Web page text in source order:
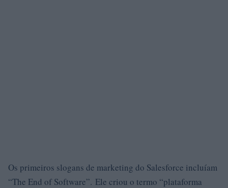
Os primeiros slogans de marketing do Salesforce incluíam
“The End of Software”. Ele criou o termo “plataforma